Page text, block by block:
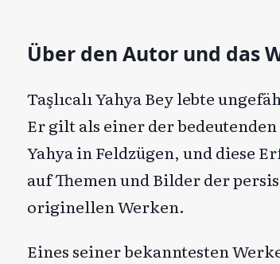
Über den Autor und das
Taşlıcalı Yahya Bey lebte
Er gilt als einer der
Yahya in Feldzügen, und diese
auf Themen und Bilder der
originellen Werken.
Eines seiner bekanntesten